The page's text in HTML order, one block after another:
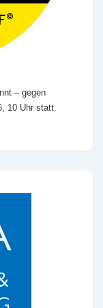
– gegen
10 Uhr statt.